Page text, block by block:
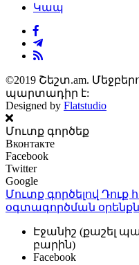
Կապ
©2019 Շեշտ.am.
պարտադիր է:
Designed by Flatstudio
Մուտք գործեք
Вконтакте
Facebook
Twitter
Google
Մուտք գործելով Դուք
օգտագործման
Էջանիշ (քաշել
բարին)
Facebook